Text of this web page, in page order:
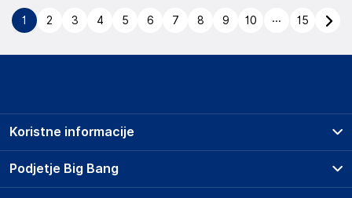
1 2 3 4 5 6 7 8 9 10 ... 15
Podjetje Big Bang
Koristne informacije
Prodajna mesta